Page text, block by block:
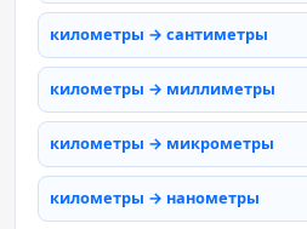
километры → сантиметры
километры → миллиметры
километры → микрометры
километры → нанометры